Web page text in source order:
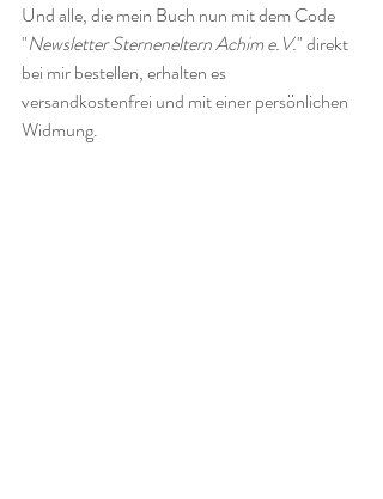
Und alle, die mein Buch nun mit dem Code
"Newsletter Sterneneltern Achim e.V." direkt
bei mir bestellen, erhalten es
versandkostenfrei und mit einer persönlichen
Widmung.